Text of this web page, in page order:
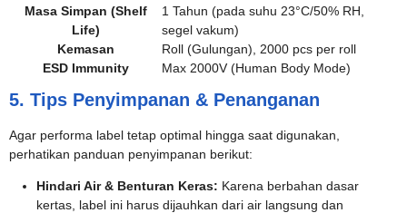
Masa Simpan (Shelf
Life)
1 Tahun (pada suhu 23°C/50% RH,
segel vakum)
Kemasan
Roll (Gulungan), 2000 pcs per roll
ESD Immunity
Max 2000V (Human Body Mode)
5. Tips Penyimpanan & Penanganan
Agar performa label tetap optimal hingga saat digunakan,
perhatikan panduan penyimpanan berikut:
Hindari Air & Benturan Keras: Karena berbahan dasar
kertas, label ini harus dijauhkan dari air langsung dan